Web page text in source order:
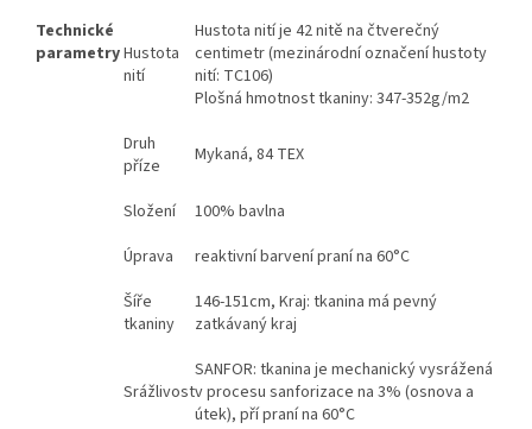
Technické
parametryHustota
nití
Hustota nití je 42 nitě na čtverečný
centimetr (mezinárodní označení hustoty
nití: TC106)
Plošná hmotnost tkaniny: 347-352g/m2
Druh
příze
Mykaná, 84 TEX
Složení
100% bavlna
Úprava
reaktivní barvení praní na 60°C
Šíře
tkaniny
146-151cm, Kraj: tkanina má pevný
zatkávaný kraj
Srážlivost
SANFOR: tkanina je mechanický vysrážená
v procesu sanforizace na 3% (osnova a
útek), pří praní na 60°C